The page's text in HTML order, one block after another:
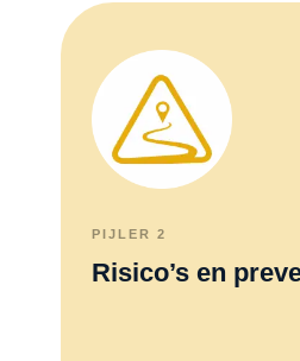
PIJLER 2
Risico’s en